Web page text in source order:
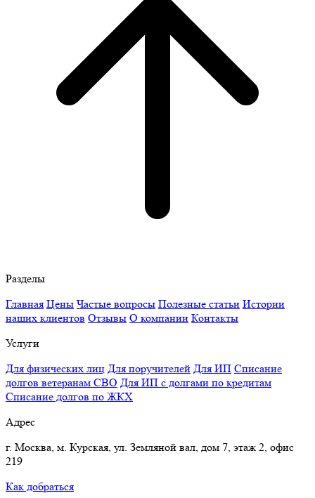
Разделы
Главная Цены Частые вопросы Полезные статьи Истории
наших клиентов Отзывы О компании Контакты
Услуги
Для физических лиц Для поручителей Для ИП Списание
долгов ветеранам СВО Для ИП с долгами по кредитам
Списание долгов по ЖКХ
Адрес
г. Москва, м. Курская, ул. Земляной вал, дом 7, этаж 2, офис
219
Как добраться